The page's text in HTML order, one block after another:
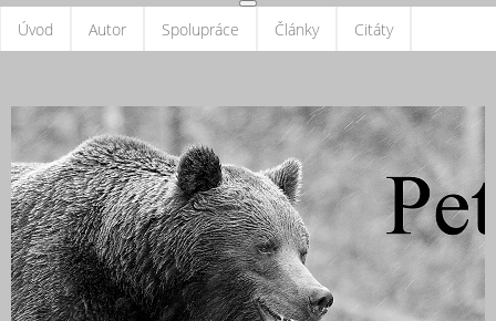
Úvod Autor Spolupráce Články Citáty